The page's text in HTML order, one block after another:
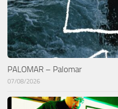
PALOMAR – Palomar
07/08/2026